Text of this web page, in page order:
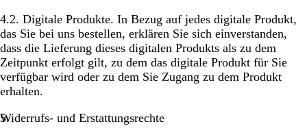
4.2. Digitale Produkte. In Bezug auf jedes digitale Produkt,
das Sie bei uns bestellen, erklären Sie sich einverstanden,
dass die Lieferung dieses digitalen Produkts als zu dem
Zeitpunkt erfolgt gilt, zu dem das digitale Produkt für Sie
verfügbar wird oder zu dem Sie Zugang zu dem Produkt
erhalten.
Widerrufs- und Erstattungsrechte